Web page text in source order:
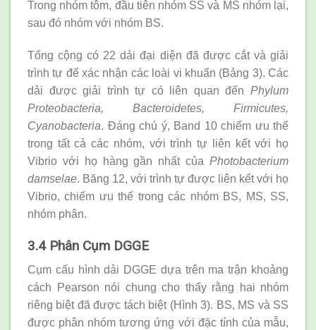
Trong nhóm tôm, đầu tiên nhóm SS và MS nhóm lại,
sau đó nhóm với nhóm BS.
Tổng cộng có 22 dải đại diện đã được cắt và giải
trình tự để xác nhận các loài vi khuẩn (Bảng 3). Các
dải được giải trình tự có liên quan đến Phylum
Proteobacteria, Bacteroidetes, Firmicutes,
Cyanobacteria. Đáng chú ý, Band 10 chiếm ưu thế
trong tất cả các nhóm, với trình tự liên kết với họ
Vibrio với họ hàng gần nhất của Photobacterium
damselae. Băng 12, với trình tự được liên kết với họ
Vibrio, chiếm ưu thế trong các nhóm BS, MS, SS,
nhóm phân.
3.4 Phân Cụm DGGE
Cụm cấu hình dải DGGE dựa trên ma trận khoảng
cách Pearson nói chung cho thấy rằng hai nhóm
riêng biệt đã được tách biệt (Hình 3). BS, MS và SS
được phân nhóm tương ứng với đặc tính của mẫu,